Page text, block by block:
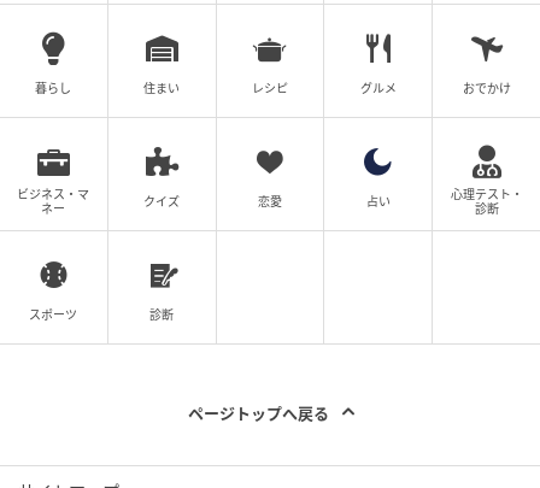
次の記事
「あなたの人生の進み方がわかる」この人は
今どのような状況？【心理テスト】
の記事をもっとみる
暮らし 住まい レシピ グルメ おでかけ
ビジネス・マ
ネー
クイズ 恋愛 占い
心理テスト・
診断
スポーツ 診断
ページトップへ戻る